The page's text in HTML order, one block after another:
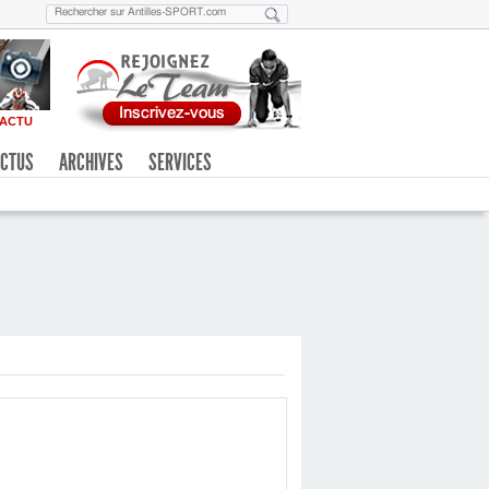
ARCHIVES SERVICES